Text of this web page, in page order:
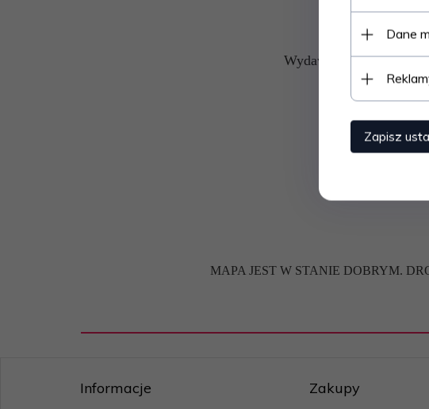
Wydawnictwo::
MAPA JEST W STANIE DOBRYM.
Informacje Zakupy
Dane
Zapisz